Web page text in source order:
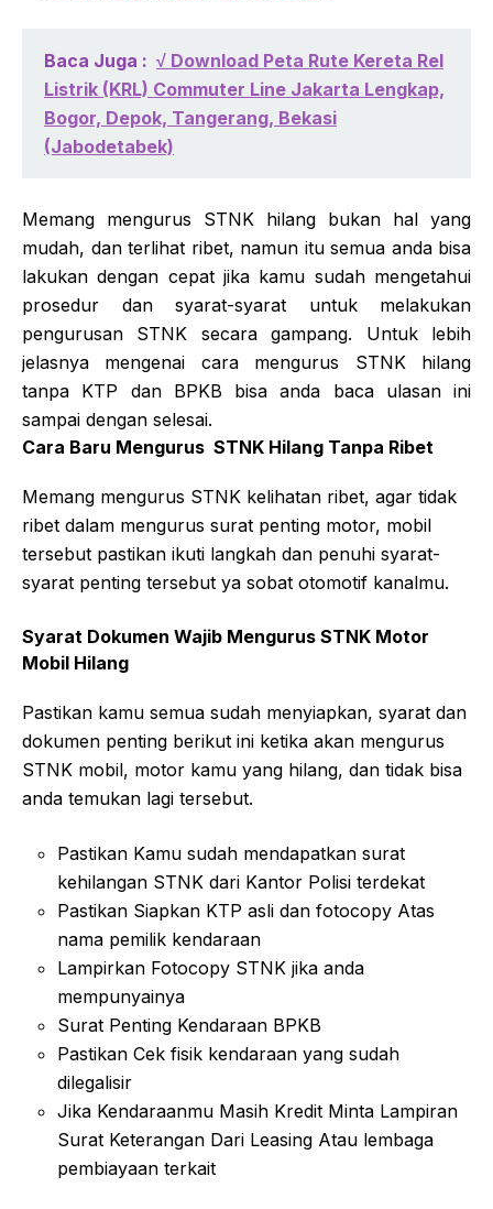
Baca Juga : √ Download Peta Rute Kereta Rel
Listrik (KRL) Commuter Line Jakarta Lengkap,
Bogor, Depok, Tangerang, Bekasi
(Jabodetabek)
Memang mengurus STNK hilang bukan hal yang
mudah, dan terlihat ribet, namun itu semua anda bisa
lakukan dengan cepat jika kamu sudah mengetahui
prosedur dan syarat-syarat untuk melakukan
pengurusan STNK secara gampang. Untuk lebih
jelasnya mengenai cara mengurus STNK hilang
tanpa KTP dan BPKB bisa anda baca ulasan ini
sampai dengan selesai.
Cara Baru Mengurus STNK Hilang Tanpa Ribet
Memang mengurus STNK kelihatan ribet, agar tidak
ribet dalam mengurus surat penting motor, mobil
tersebut pastikan ikuti langkah dan penuhi syarat-
syarat penting tersebut ya sobat otomotif kanalmu.
Syarat Dokumen Wajib Mengurus STNK Motor
Mobil Hilang
Pastikan kamu semua sudah menyiapkan, syarat dan
dokumen penting berikut ini ketika akan mengurus
STNK mobil, motor kamu yang hilang, dan tidak bisa
anda temukan lagi tersebut.
Pastikan Kamu sudah mendapatkan surat
kehilangan STNK dari Kantor Polisi terdekat
Pastikan Siapkan KTP asli dan fotocopy Atas
nama pemilik kendaraan
Lampirkan Fotocopy STNK jika anda
mempunyainya
Surat Penting Kendaraan BPKB
Pastikan Cek fisik kendaraan yang sudah
dilegalisir
Jika Kendaraanmu Masih Kredit Minta Lampiran
Surat Keterangan Dari Leasing Atau lembaga
pembiayaan terkait